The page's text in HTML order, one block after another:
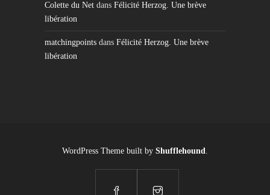
Colette du Net dans Félicité Herzog. Une brève
libération
matchingpoints dans Félicité Herzog. Une brève
libération
WordPress Theme built by Shufflehound.